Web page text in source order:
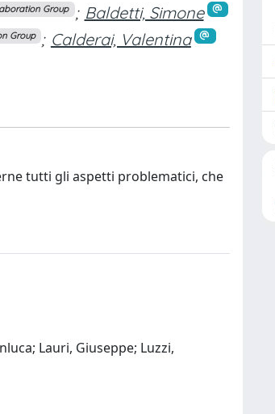
Group ; Baldetti, Simone
Group ; Calderai, Valentina
tutti gli aspetti problematici, che
Lauri, Giuseppe; Luzzi,